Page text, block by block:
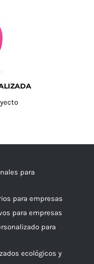
para
para empresas
para empresas
para
ecológicos y